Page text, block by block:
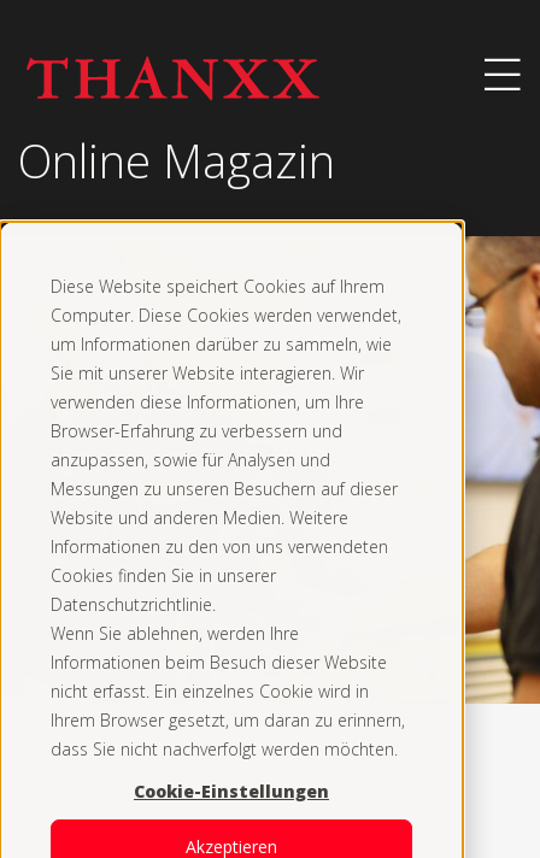
Diese Website speichert Cookies auf Ihrem
Computer. Diese Cookies werden verwendet,
um Informationen darüber zu sammeln, wie
Sie mit unserer Website interagieren. Wir
verwenden diese Informationen, um Ihre
Browser-Erfahrung zu verbessern und
anzupassen, sowie für Analysen und
Messungen zu unseren Besuchern auf dieser
Website und anderen Medien. Weitere
Informationen zu den von uns verwendeten
Cookies finden Sie in unserer
Datenschutzrichtlinie.
Wenn Sie ablehnen, werden Ihre
Informationen beim Besuch dieser Website
nicht erfasst. Ein einzelnes Cookie wird in
Ihrem Browser gesetzt, um daran zu erinnern,
dass Sie nicht nachverfolgt werden möchten.
Cookie-Einstellungen
Akzeptieren
Online Magazin